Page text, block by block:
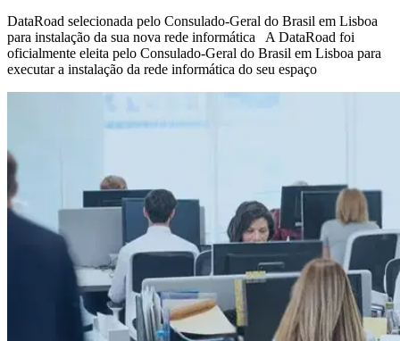
DataRoad selecionada pelo Consulado-Geral do Brasil em Lisboa
para instalação da sua nova rede informática A DataRoad foi
oficialmente eleita pelo Consulado-Geral do Brasil em Lisboa para
executar a instalação da rede informática do seu espaço